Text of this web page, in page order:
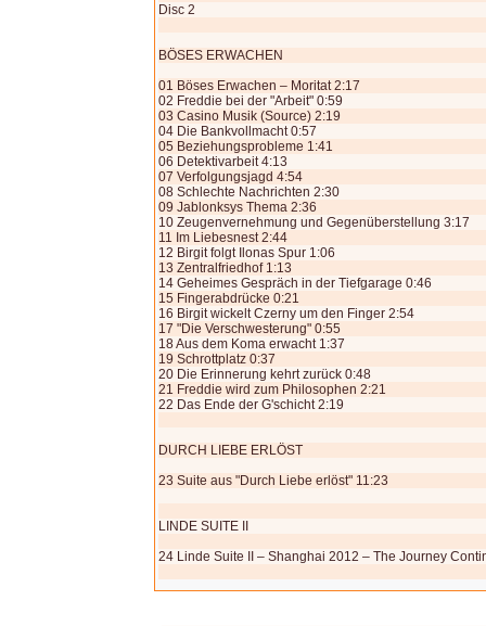
Disc 2
BÖSES ERWACHEN
01 Böses Erwachen – Moritat 2:17
02 Freddie bei der "Arbeit" 0:59
03 Casino Musik (Source) 2:19
04 Die Bankvollmacht 0:57
05 Beziehungsprobleme 1:41
06 Detektivarbeit 4:13
07 Verfolgungsjagd 4:54
08 Schlechte Nachrichten 2:30
09 Jablonksys Thema 2:36
10 Zeugenvernehmung und Gegenüberstellung 3:17
11 Im Liebesnest 2:44
12 Birgit folgt Ilonas Spur 1:06
13 Zentralfriedhof 1:13
14 Geheimes Gespräch in der Tiefgarage 0:46
15 Fingerabdrücke 0:21
16 Birgit wickelt Czerny um den Finger 2:54
17 "Die Verschwesterung" 0:55
18 Aus dem Koma erwacht 1:37
19 Schrottplatz 0:37
20 Die Erinnerung kehrt zurück 0:48
21 Freddie wird zum Philosophen 2:21
22 Das Ende der G'schicht 2:19
DURCH LIEBE ERLÖST
23 Suite aus "Durch Liebe erlöst" 11:23
LINDE SUITE II
24 Linde Suite II – Shanghai 2012 – The Journey